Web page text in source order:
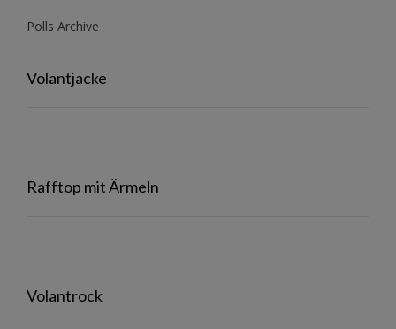
Polls Archive
Volantjacke
Rafftop mit Ärmeln
Volantrock